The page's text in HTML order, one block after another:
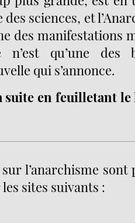
des sciences, et
des manifestations
n’est qu’une des
qui s’annonce.
en feuilletant
l’anarchisme
sites suivants :